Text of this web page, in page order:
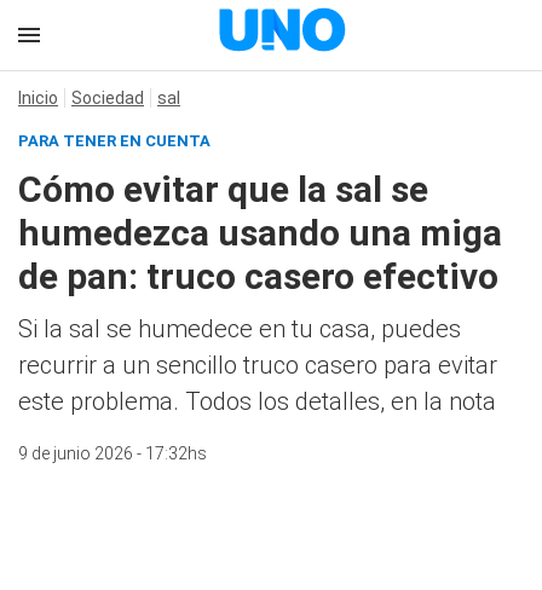
Inicio Sociedad sal
PARA TENER EN CUENTA
Cómo evitar que la sal se
humedezca usando una miga
de pan: truco casero efectivo
Si la sal se humedece en tu casa, puedes
recurrir a un sencillo truco casero para evitar
este problema. Todos los detalles, en la nota
9 de junio 2026 - 17:32hs